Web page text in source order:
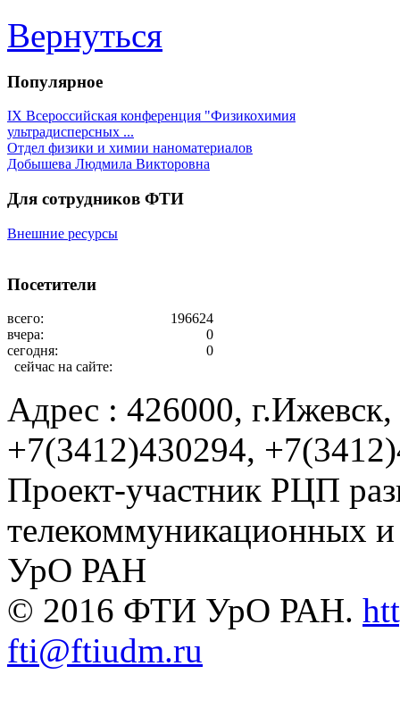
Вернуться
Популярное
IX Всероссийская конференция "Физикохимия
ультрадисперсных ...
Отдел физики и химии наноматериалов
Добышева Людмила Викторовна
Для сотрудников ФТИ
Внешние ресурсы
Посетители
всего:
196624
вчера:
0
сегодня:
0
сейчас на сайте:
Адрес : 426000,
+7(3412)430294,
Проект-участник РЦП
телекоммуникационных
УрО РАН
© 2016 ФТИ УрО РАН.
fti@ftiudm.ru